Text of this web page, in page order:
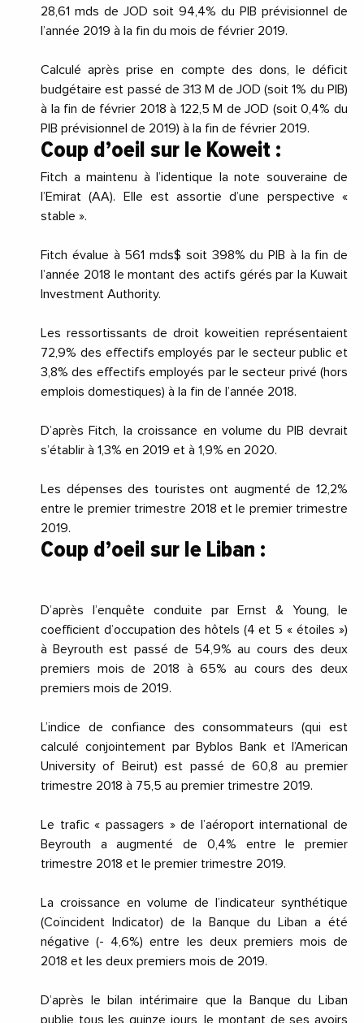
28,61 mds de JOD soit 94,4% du PIB prévisionnel de
l’année 2019 à la fin du mois de février 2019.
Calculé après prise en compte des dons, le déficit
budgétaire est passé de 313 M de JOD (soit 1% du PIB)
à la fin de février 2018 à 122,5 M de JOD (soit 0,4% du
PIB prévisionnel de 2019) à la fin de février 2019.
Coup d’oeil sur le Koweit :
Fitch a maintenu à l’identique la note souveraine de
l’Emirat (AA). Elle est assortie d’une perspective «
stable ».
Fitch évalue à 561 mds$ soit 398% du PIB à la fin de
l’année 2018 le montant des actifs gérés par la Kuwait
Investment Authority.
Les ressortissants de droit koweitien représentaient
72,9% des effectifs employés par le secteur public et
3,8% des effectifs employés par le secteur privé (hors
emplois domestiques) à la fin de l’année 2018.
D’après Fitch, la croissance en volume du PIB devrait
s’établir à 1,3% en 2019 et à 1,9% en 2020.
Les dépenses des touristes ont augmenté de 12,2%
entre le premier trimestre 2018 et le premier trimestre
2019.
Coup d’oeil sur le Liban :
D’après l’enquête conduite par Ernst & Young, le
coefficient d’occupation des hôtels (4 et 5 « étoiles »)
à Beyrouth est passé de 54,9% au cours des deux
premiers mois de 2018 à 65% au cours des deux
premiers mois de 2019.
L’indice de confiance des consommateurs (qui est
calculé conjointement par Byblos Bank et l’American
University of Beirut) est passé de 60,8 au premier
trimestre 2018 à 75,5 au premier trimestre 2019.
Le trafic « passagers » de l’aéroport international de
Beyrouth a augmenté de 0,4% entre le premier
trimestre 2018 et le premier trimestre 2019.
La croissance en volume de l’indicateur synthétique
(Coïncident Indicator) de la Banque du Liban a été
négative (- 4,6%) entre les deux premiers mois de
2018 et les deux premiers mois de 2019.
D’après le bilan intérimaire que la Banque du Liban
publie tous les quinze jours, le montant de ses avoirs